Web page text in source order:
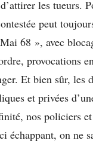
les tueurs.
peut
68 », avec
provocations
Et bien sûr, les
et privées
nos policiers
échappant, on ne